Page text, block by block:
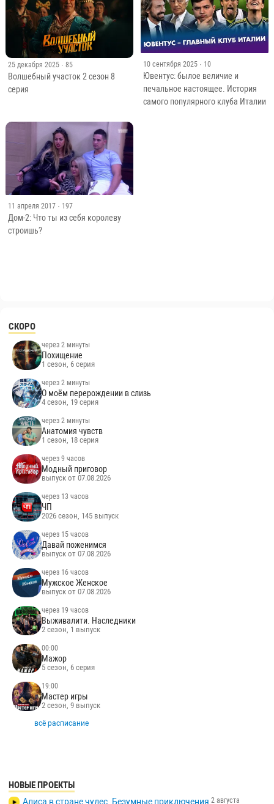
25 декабря 2025 · 85
Волшебный участок 2 сезон 8
серия
10 сентября 2025 · 10
Ювентус: былое величие и
печальное настоящее. История
самого популярного клуба Италии
11 апреля 2017 · 197
Дом-2: Что ты из себя королеву
строишь?
СКОРО
через 2 минуты
Похищение
1 сезон, 6 серия
через 2 минуты
О моём перерождении в слизь
4 сезон, 19 серия
через 2 минуты
Анатомия чувств
1 сезон, 18 серия
через 9 часов
Модный приговор
выпуск от 07.08.2026
через 13 часов
ЧП
2026 сезон, 145 выпуск
через 15 часов
Давай поженимся
выпуск от 07.08.2026
через 16 часов
Мужское Женское
выпуск от 07.08.2026
через 19 часов
Выживалити. Наследники
2 сезон, 1 выпуск
00:00
Мажор
5 сезон, 6 серия
19:00
Мастер игры
2 сезон, 9 выпуск
всё расписание
НОВЫЕ ПРОЕКТЫ
Алиса в стране чудес. Безумные приключения 2 августа